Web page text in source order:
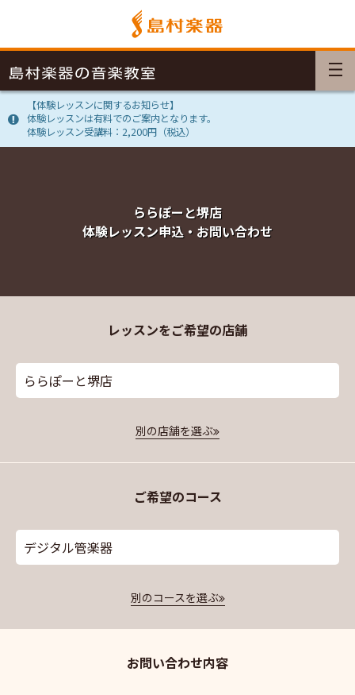
【体験レッスンに関するお知らせ】
体験レッスンは有料でのご案内となります。
体験レッスン受講料：2,200円（税込）
ららぽーと堺店
体験レッスン申込・お問い合わせ
レッスンをご希望の店舗
ららぽーと堺店
別の店舗を選ぶ
ご希望のコース
デジタル管楽器
別のコースを選ぶ
お問い合わせ内容